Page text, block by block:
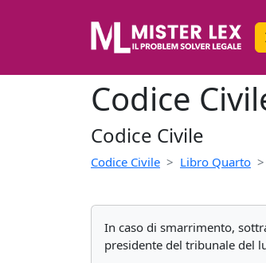
Codice
Codice Civile
Codice Civile Libro Quarto
In caso di smarrimento,
presidente del tribunale del